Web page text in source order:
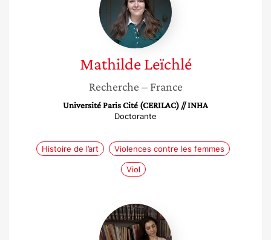
Mathilde Leïchlé
Recherche – France
Université Paris Cité (CERILAC) // INHA
Doctorante
Histoire de l’art Violences contre les femmes
Viol
Mathilde
Albisson